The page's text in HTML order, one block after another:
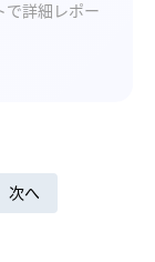
で詳細レポー
次へ